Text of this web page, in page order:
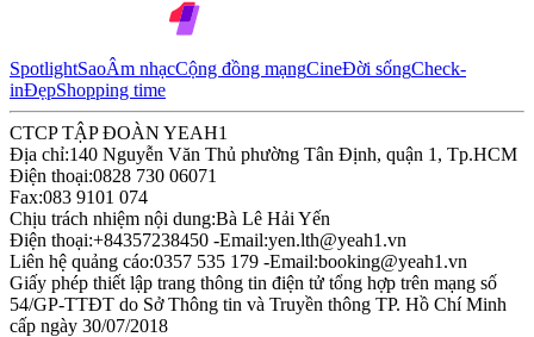
SpotlightSaoÂm nhạcCộng đồng mạngCineĐời sốngCheck-
inĐẹpShopping time
CTCP TẬP ĐOÀN YEAH1
Địa chỉ:140 Nguyễn Văn Thủ phường Tân Định, quận 1, Tp.HCM
Điện thoại:0828 730 06071
Fax:083 9101 074
Chịu trách nhiệm nội dung:Bà Lê Hải Yến
Điện thoại:+84357238450 -Email:yen.lth@yeah1.vn
Liên hệ quảng cáo:0357 535 179 -Email:booking@yeah1.vn
Giấy phép thiết lập trang thông tin điện tử tổng hợp trên mạng số
54/GP-TTĐT do Sở Thông tin và Truyền thông TP. Hồ Chí Minh
cấp ngày 30/07/2018